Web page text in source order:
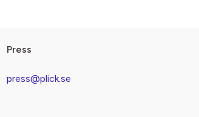
Press
press@plick.se